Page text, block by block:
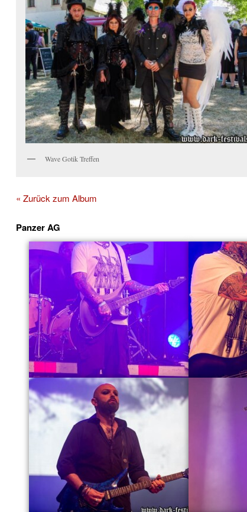
Wave Gotik Treffen
« Zurück zum Album
Panzer AG